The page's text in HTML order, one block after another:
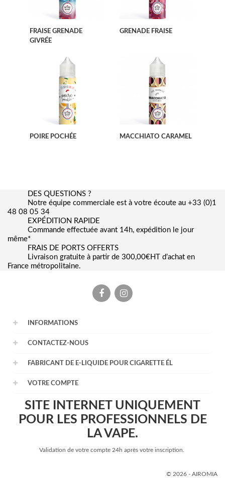
FRAISE GRENADE
GIVRÉE
GRENADE FRAISE
POIRE POCHÉE MACCHIATO CARAMEL
DES QUESTIONS ?
Notre équipe commerciale est à votre écoute au +33 (0)1
48 08 05 34
EXPÉDITION RAPIDE
Commande effectuée avant 14h, expédition le jour
même*
FRAIS DE PORTS OFFERTS
Livraison gratuite à partir de 300,00€HT d’achat en
France métropolitaine.
Facebook
INFORMATIONS
CONTACTEZ-NOUS
FABRICANT DE E-LIQUIDE POUR CIGARETTE ÉL
VOTRE COMPTE
SITE INTERNET UNIQUEMENT
POUR LES PROFESSIONNELS DE
LA VAPE.
Validation de votre compte 24h après votre inscription.
© 2026 - AIROMIA